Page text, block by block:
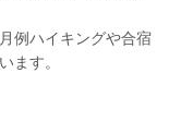
例ハイキングや合宿
ます。